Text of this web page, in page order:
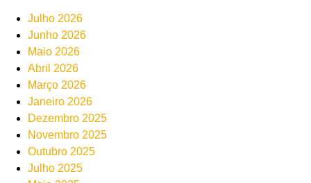
Julho 2026
Junho 2026
Maio 2026
Abril 2026
Março 2026
Janeiro 2026
Dezembro 2025
Novembro 2025
Outubro 2025
Julho 2025